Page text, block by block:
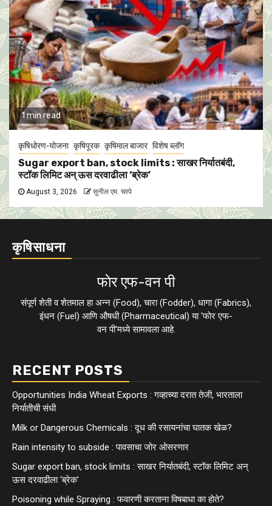
1 min read
कृषिधोरण-योजना कृषिपूरक कृषिमाल बाजार विशेष ब्लॉग
Sugar export ban, stock limits : साखर निर्यातबंदी,
स्टॉक लिमिट अन् ऊस दरवाढीला ‘ब्रेक’
August 3, 2026 सुनील एम. चरपे
कृषिसाधना
फाेर एफ-वन पी
संपूर्ण शेती व शेतमाल हा अन्न (Food), चारा (Fodder), धागा (Fabrics),
इंधन (Fuel) आणि औषधी (Pharmaceutical) या 'फाेर एफ-
वन पी'मध्ये सामावला आहे.
RECENT POSTS
Opportunities India Wheat Exports : गव्हाच्या दरात तेजी, भारताला
निर्यातीची संधी
Milk or Dangerous Chemicals : दूध की रसायनांचा घातक खेळ?
Rain intensity to subside : पावसाचा जोर ओसरणार
Sugar export ban, stock limits : साखर निर्यातबंदी, स्टॉक लिमिट अन्
ऊस दरवाढीला ‘ब्रेक’
Poisoning while Spraying : फवारणी करताना विषबाधा का हाेते?